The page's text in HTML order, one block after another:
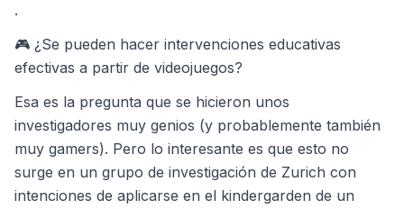
.
🎮 ¿Se pueden hacer intervenciones educativas
efectivas a partir de videojuegos?
Esa es la pregunta que se hicieron unos
investigadores muy genios (y probablemente también
muy gamers). Pero lo interesante es que esto no
surge en un grupo de investigación de Zurich con
intenciones de aplicarse en el kindergarden de un